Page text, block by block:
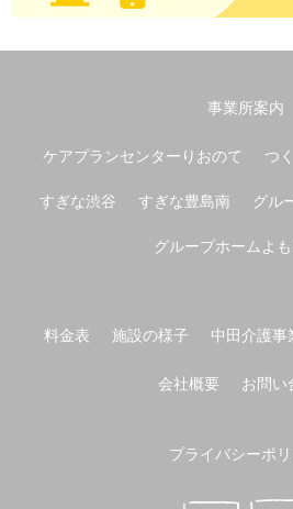
事業所案内
ケアプランセンターりおのて つ
すぎな渋谷 すぎな豊島南 グル
グループホームよ
料金表 施設の様子 中田介護事
会社概要 お問い
プライバシーポ